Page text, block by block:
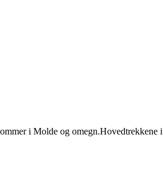
i Molde og omegn.Hovedtrekkene